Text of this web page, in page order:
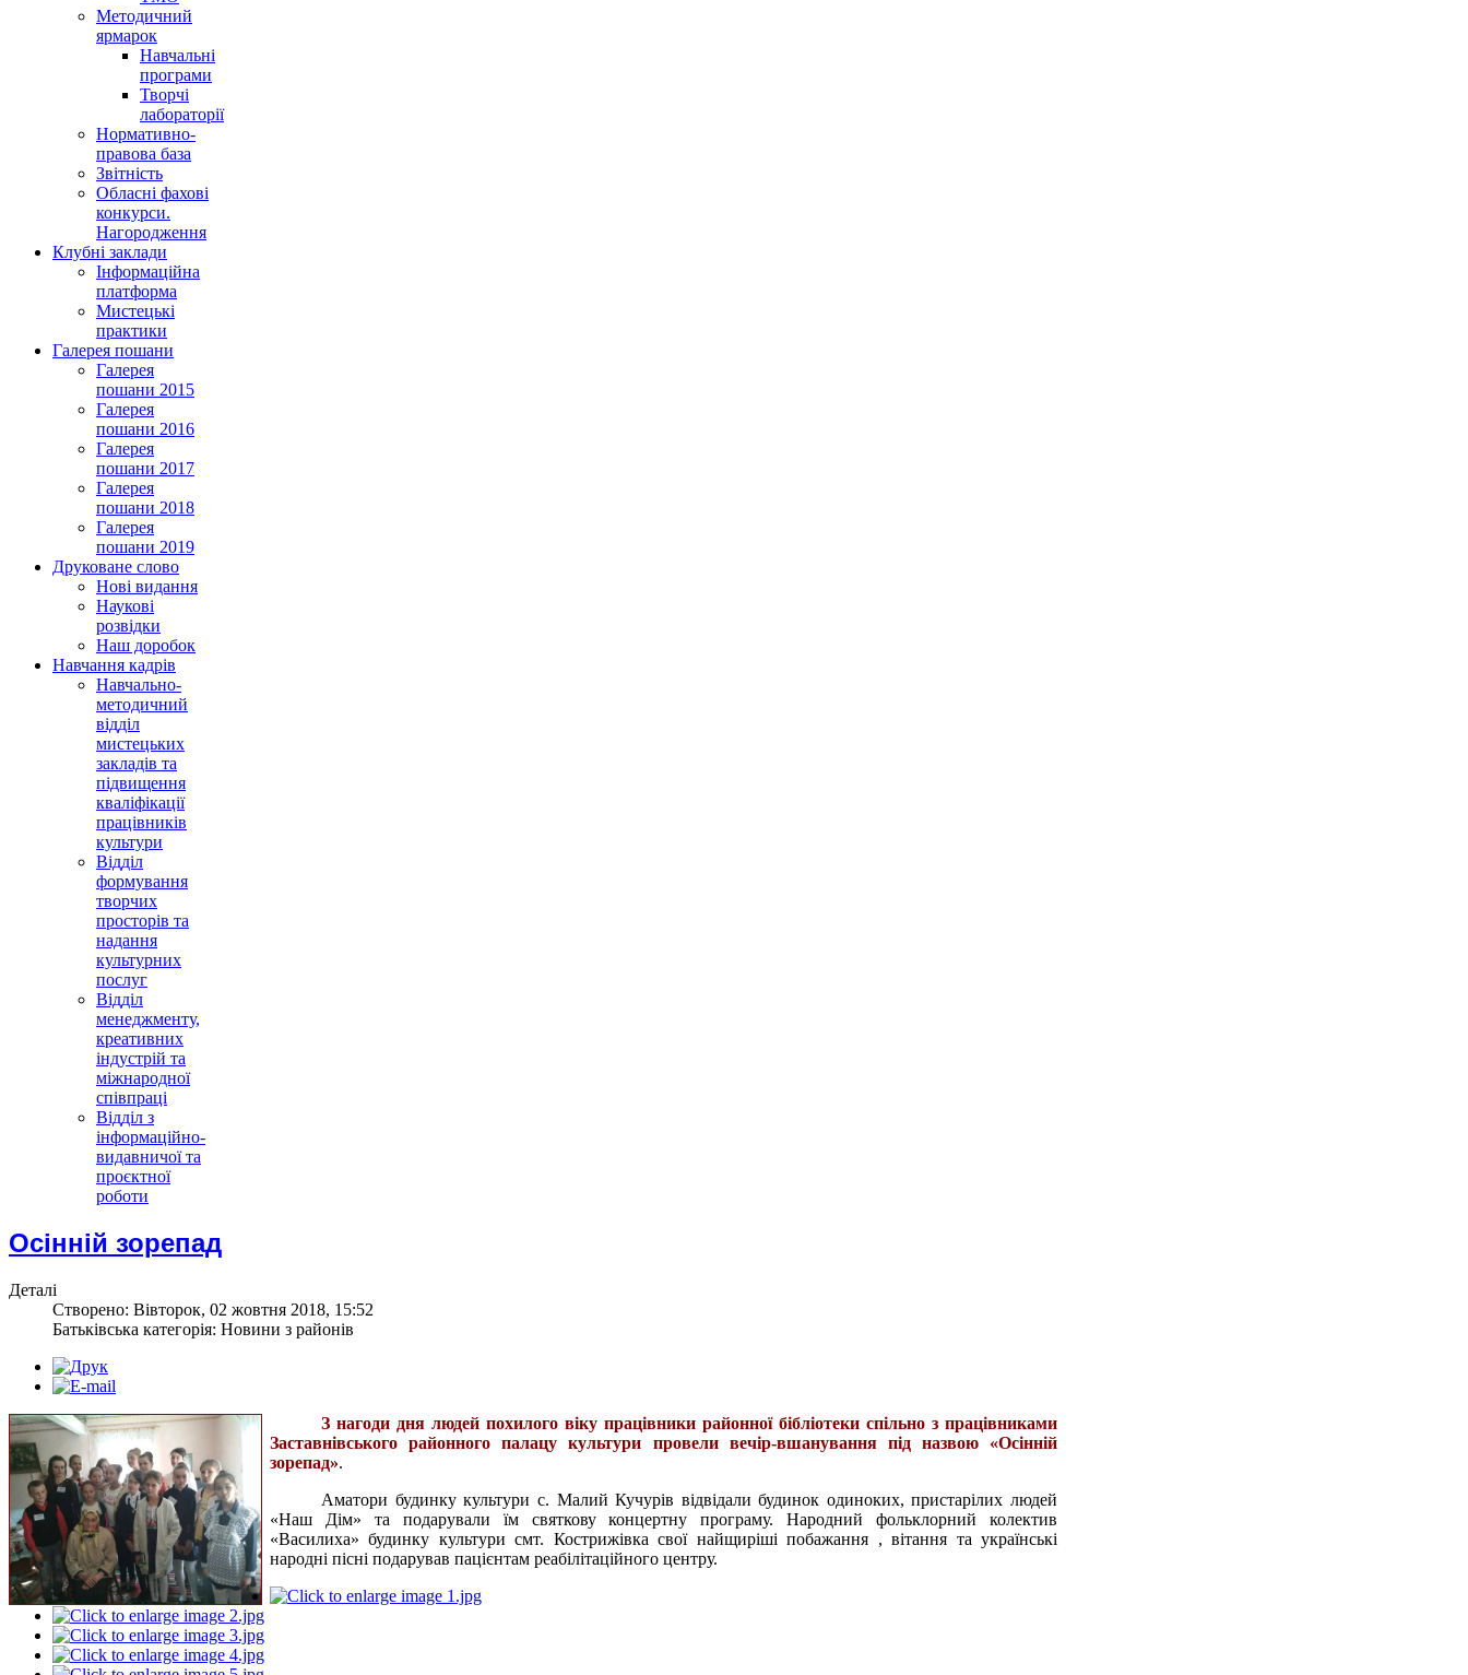
Методичний
ярмарок
Навчальні
програми
Творчі
лабораторії
Нормативно-
правова база
Звітність
Обласні фахові
конкурси.
Нагородження
Клубні заклади
Інформаційна
платформа
Мистецькі
практики
Галерея пошани
Галерея
пошани 2015
Галерея
пошани 2016
Галерея
пошани 2017
Галерея
пошани 2018
Галерея
пошани 2019
Друковане слово
Нові видання
Наукові
розвідки
Наш доробок
Навчання кадрів
Навчально-
методичний
відділ
мистецьких
закладів та
підвищення
кваліфікації
працівників
культури
Відділ
формування
творчих
просторів та
надання
культурних
послуг
Відділ
менеджменту,
креативних
індустрій та
міжнародної
співпраці
Відділ з
інформаційно-
видавничої та
проєктної
роботи
Осінній зорепад
Деталі
Створено: Вівторок, 02 жовтня 2018, 15:52
Батьківська категорія: Новини з районів
З нагоди дня людей похилого віку працівники районної бібліотеки спільно з працівниками
Заставнівського районного палацу культури провели вечір-вшанування під назвою «Осінній
зорепад».
Аматори будинку культури с. Малий Кучурів відвідали будинок одиноких, пристарілих людей
«Наш Дім» та подарували їм святкову концертну програму. Народний фольклорний колектив
«Василиха» будинку культури смт. Кострижівка свої найщиріші побажання , вітання та українські
народні пісні подарував пацієнтам реабілітаційного центру.